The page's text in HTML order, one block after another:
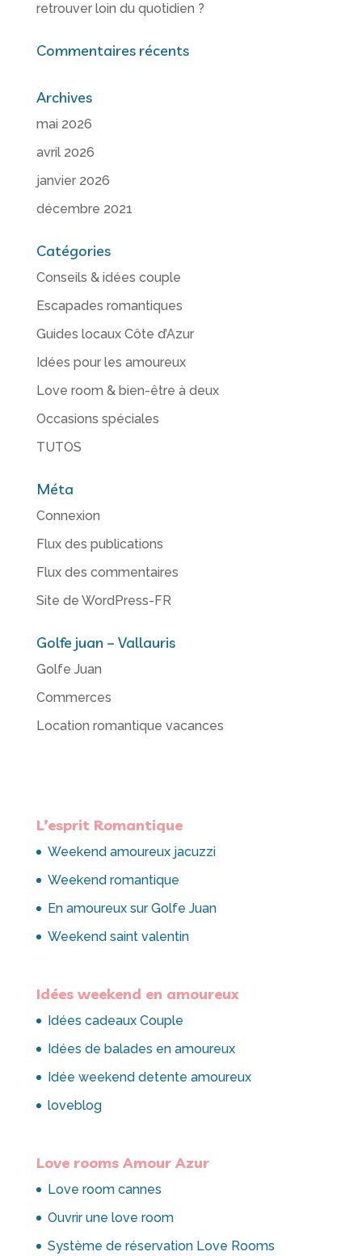
retrouver loin du quotidien ?
Commentaires récents
Archives
mai 2026
avril 2026
janvier 2026
décembre 2021
Catégories
Conseils & idées couple
Escapades romantiques
Guides locaux Côte d’Azur
Idées pour les amoureux
Love room & bien-être à deux
Occasions spéciales
TUTOS
Méta
Connexion
Flux des publications
Flux des commentaires
Site de WordPress-FR
Golfe juan – Vallauris
Golfe Juan
Commerces
Location romantique vacances
L’esprit Romantique
Weekend amoureux jacuzzi
Weekend romantique
En amoureux sur Golfe Juan
Weekend saint valentin
Idées weekend en amoureux
Idées cadeaux Couple
Idées de balades en amoureux
Idée weekend detente amoureux
loveblog
Love rooms Amour Azur
Love room cannes
Ouvrir une love room
Système de réservation Love Rooms